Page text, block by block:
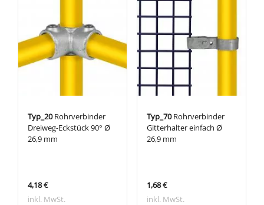
Typ_20Rohrverbinder
Dreiweg-Eckstück 90° Ø
26,9 mm
4,18 €
inkl. MwSt.
Typ_70Rohrverbinder
Gitterhalter einfach Ø
26,9 mm
1,68 €
inkl. MwSt.